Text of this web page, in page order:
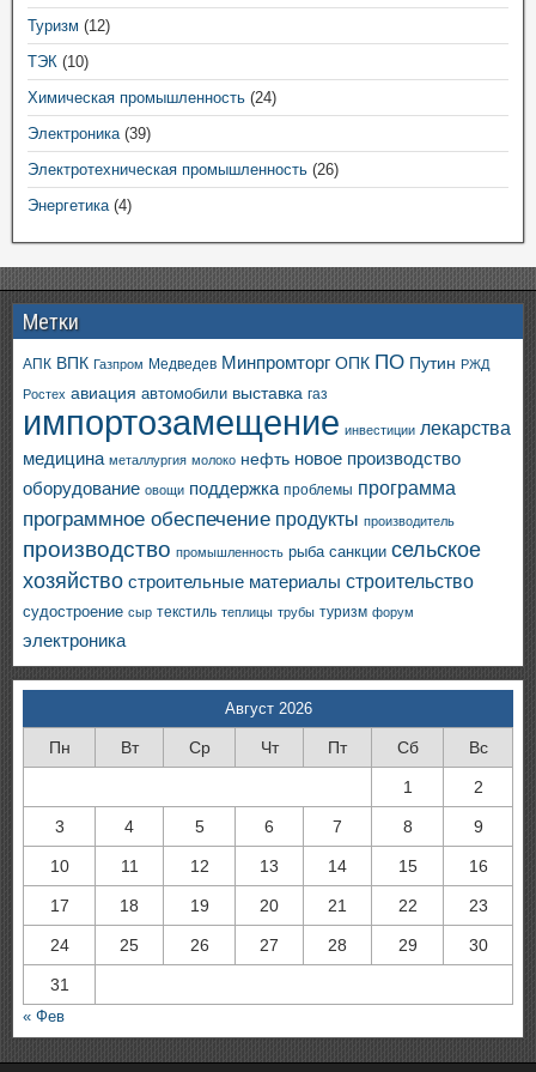
Туризм (12)
ТЭК (10)
Химическая промышленность (24)
Электроника(39)
Электротехническая промышленность (26)
Энергетика(4)
Метки
АПК ВПК Газпром Медведев Минпромторг ОПК ПО Путин РЖД
Ростех авиация автомобили выставка газ
импортозамещение инвестиции лекарства
медицина металлургия молоко нефть новое производство
оборудование овощи поддержка проблемы программа
программное обеспечение продукты производитель
производство промышленность рыба санкции сельское
хозяйство строительные материалы строительство
судостроение сыр текстиль теплицы трубы туризм форум
электроника
Август 2026
Пн Вт Ср Чт Пт Сб Вс
1 2
3 4 5 6 7 8 9
10 11 12 13 14 15 16
17 18 19 20 21 22 23
24 25 26 27 28 29 30
31
« Фев